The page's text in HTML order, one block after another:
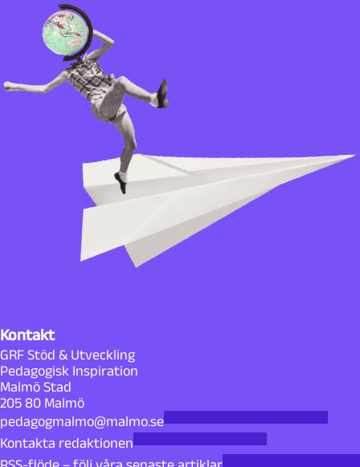
Kontakt
GRF Stöd & Utveckling
Pedagogisk Inspiration
Malmö Stad
205 80 Malmö
pedagogmalmo@malmo.se
Kontakta redaktionen